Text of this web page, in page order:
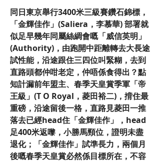
同日東京舉行3400米三級賽鑽石錦標，
「金輝佳作」(Saliera，李慕華) 部署就
似足早幾年同屬絲綢會嘅「威信英明」
(Authority)，由跑開中距離轉去大長途
試性能，沿途跟住三四位叫緊糊，去到
直路頭都仲咁老定，仲唔係食得出？點
知計漏前年盟主、春季天皇賞季軍「帝
王級」(T O Royal，菱田裕二)，揹住最
重磅，沿途留後一格，直路見菱田一推
落去已經head住「金輝佳作」，head
足400米返嚟，小勝馬頸位，證明未盡
退化；「金輝佳作」試準長力，兩個月
後嘅春季天皇賞必然係目標所在，不容